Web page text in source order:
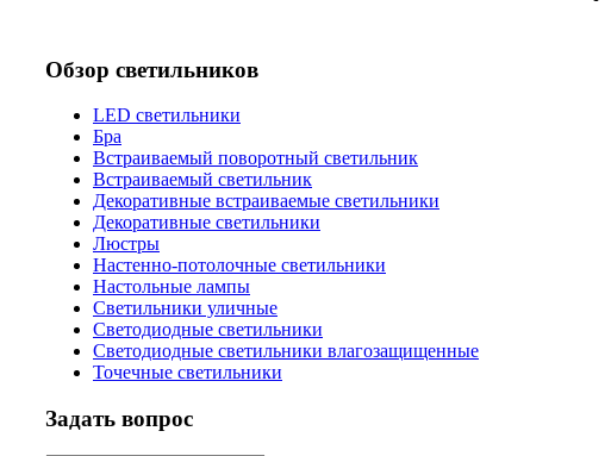
Обзор светильников
LED светильники
Бра
Встраиваемый поворотный светильник
Встраиваемый светильник
Декоративные встраиваемые светильники
Декоративные светильники
Люстры
Настенно-потолочные светильники
Настольные лампы
Светильники уличные
Светодиодные светильники
Светодиодные светильники влагозащищенные
Точечные светильники
Задать вопрос